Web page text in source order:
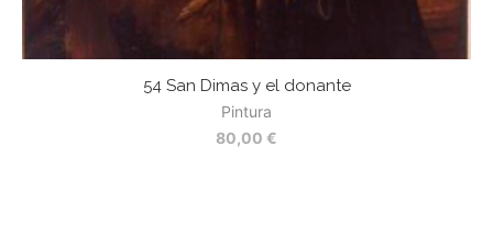
54 San Dimas y el donante
Pintura
80,00 €